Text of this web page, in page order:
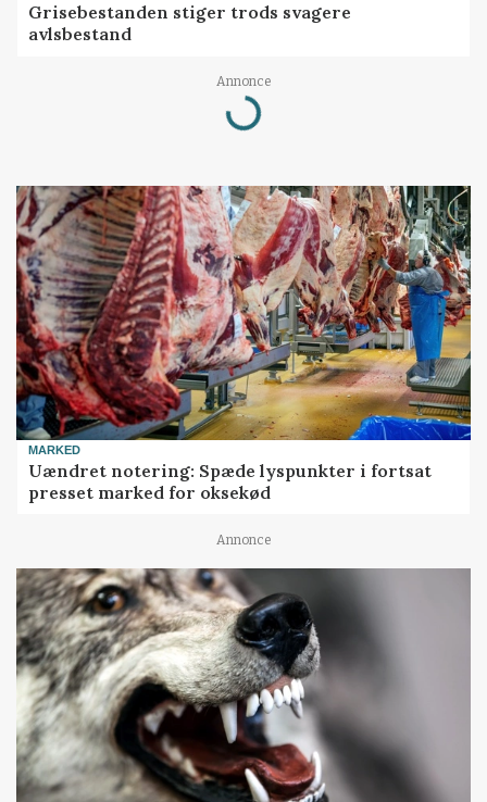
Grisebestanden stiger trods svagere
avlsbestand
Annonce
Loading...
MARKED
Uændret notering: Spæde lyspunkter i fortsat
presset marked for oksekød
Annonce